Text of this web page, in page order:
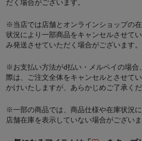
だく場合がございます。
※当店では店舗とオンラインショップの
状況により一部商品をキャンセルさせて
み発送させていただく場合がございます。
※お支払い方法がd払い・メルペイの場合
際は、ご注文全体をキャンセルとさせて
かけいたしますが、あらかじめご了承くだ
※一部の商品では、商品仕様や在庫状況
店舗在庫を表示していない場合がござい